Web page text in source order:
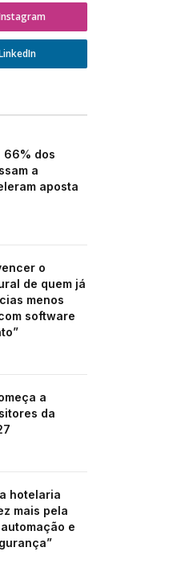
66% dos
a
aposta
o
de quem já
menos
software
a
da
hotelaria
mais pela
e